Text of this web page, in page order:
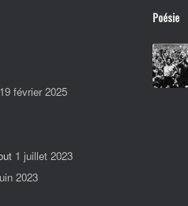
19 février 2025
1 juillet 2023
2023
Poésie